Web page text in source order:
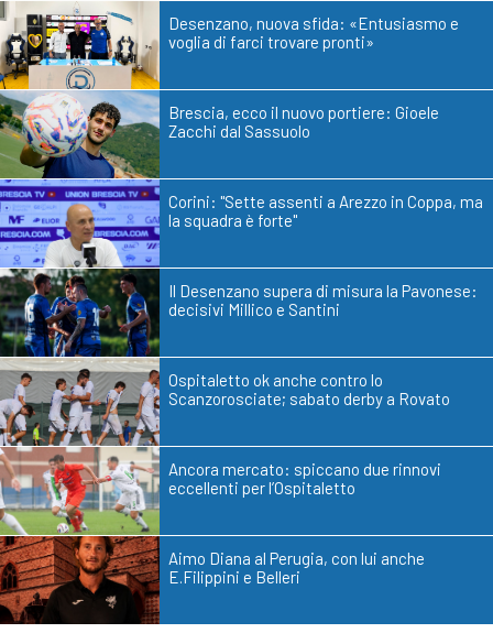
Desenzano, nuova sfida: «Entusiasmo e
voglia di farci trovare pronti»
Brescia, ecco il nuovo portiere: Gioele
Zacchi dal Sassuolo
Corini: "Sette assenti a Arezzo in Coppa, ma
la squadra è forte"
Il Desenzano supera di misura la Pavonese:
decisivi Millico e Santini
Ospitaletto ok anche contro lo
Scanzorosciate; sabato derby a Rovato
Ancora mercato: spiccano due rinnovi
eccellenti per l’Ospitaletto
Aimo Diana al Perugia, con lui anche
E.Filippini e Belleri